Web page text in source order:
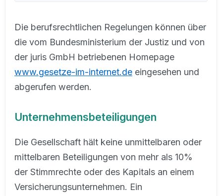
Die berufsrechtlichen Regelungen können über
die vom Bundesministerium der Justiz und von
der juris GmbH betriebenen Homepage
www.gesetze-im-internet.de eingesehen und
abgerufen werden.
Unternehmensbeteiligungen
Die Gesellschaft hält keine unmittelbaren oder
mittelbaren Beteiligungen von mehr als 10%
der Stimmrechte oder des Kapitals an einem
Versicherungsunternehmen. Ein